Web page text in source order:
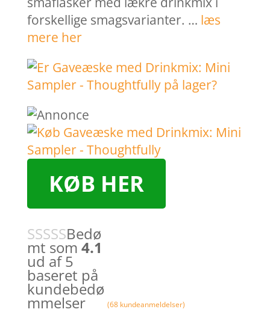
forskellige smagsvarianter. … læs
mere her
KØB HER
Bedø
mt som 4.1
ud af 5
baseret på
kundebedø
mmelser (68 kundeanmeldelser)